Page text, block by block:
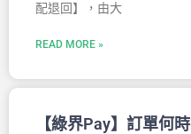
配退回】，由大
READ MORE »
【綠界Pay】訂單何